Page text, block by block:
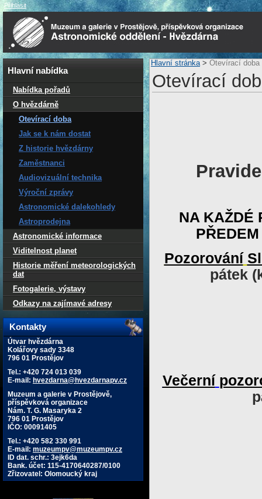
Hlavní nabídka
Nabídka pořadů
O hvězdárně
Otevírací doba
Jak se k nám dostat
Z historie hvězdárny
Zaměstnanci
Audiovizuální technika
Výroční zprávy
Astronomické dalekohledy
Astroprodejna
Astronomické informace
Viditelnost planet
Historie měření meteorologických
dat
Fotogalerie, výstavy
Odkazy na zajímavé adresy
Kontakty
Útvar hvězdárna
Kolářovy sady 3348
796 01 Prostějov
Tel.: +420 724 013 039
E-mail: hvezdarna@hvezdarnapv.cz
Muzeum a galerie v Prostějově,
příspěvková organizace
Nám. T. G. Masaryka 2
796 01 Prostějov
IČO: 00091405
Tel.: +420 582 330 991
E-mail: muzeumpv@muzeumpv.cz
ID dat. schr.: 3ejk6da
Bank. účet: 115-4170640287/0100
Zřizovatel: Olomoucký kraj
Hlavní stránka> Otevírací doba
Otevírací
NA KAŽDÉ
Pozorování
pátek
Večerní
Přihlásit